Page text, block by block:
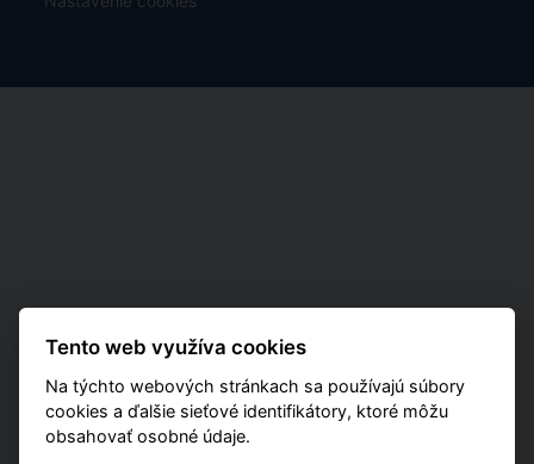
Tento web využíva cookies
Na týchto webových stránkach sa používajú súbory
cookies a ďalšie sieťové identifikátory, ktoré môžu
obsahovať osobné údaje.